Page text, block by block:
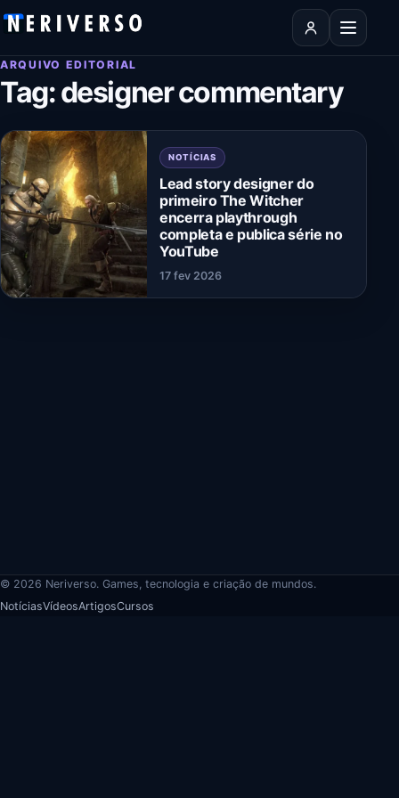
Pular para o conteúdo
Abrir
ARQUIVO EDITORIAL
Tag:designer commentary
NOTÍCIAS
Lead story designer do
primeiro The Witcher
encerra playthrough
completa e publica série no
YouTube
17 fev 2026
© 2026 Neriverso. Games, tecnologia e criação de mundos.
NotíciasVídeosArtigosCursos